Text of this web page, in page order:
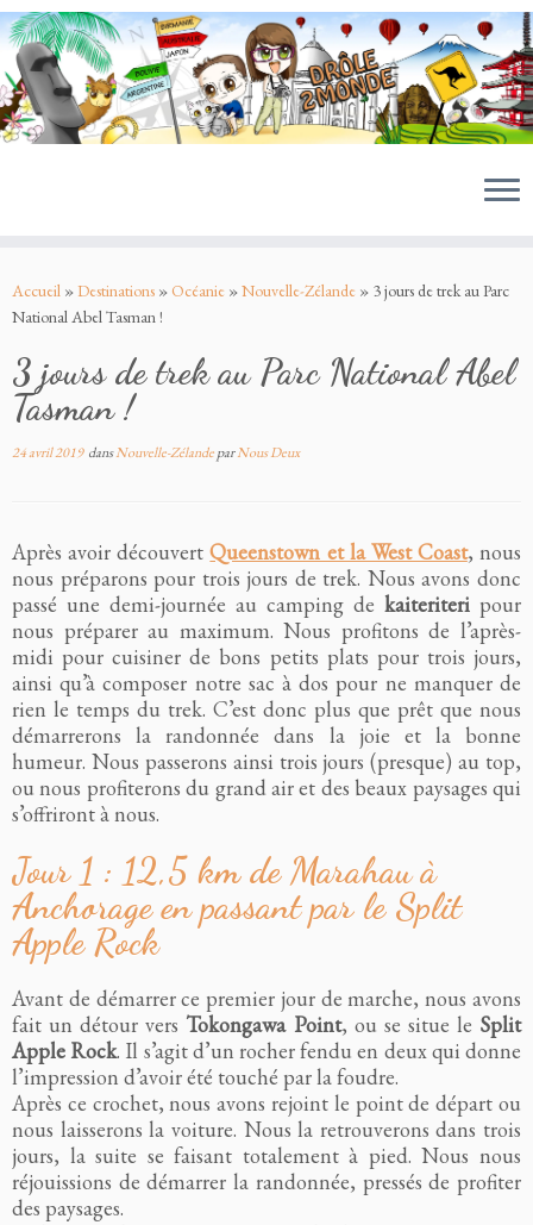
contenu
Accueil »Destinations » Océanie »Nouvelle-Zélande » 3 jours de trek au Parc
National Abel Tasman !
3 jours de trek au Parc National Abel
Tasman !
24 avril 2019dansNouvelle-ZélandeparNous Deux
Après avoir découvertQueenstown et la West Coast, nous
nous préparons pour trois jours de trek. Nous avons donc
passé une demi-journée au camping de kaiteriteri pour
nous préparer au maximum. Nous profitons de l’après-
midi pour cuisiner de bons petits plats pour trois jours,
ainsi qu’à composer notre sac à dos pour ne manquer de
rien le temps du trek. C’est donc plus que prêt que nous
démarrerons la randonnée dans la joie et la bonne
humeur. Nous passerons ainsi trois jours (presque) au top,
ou nous profiterons du grand air et des beaux paysages qui
s’offriront à nous.
Jour 1 : 12,5 km de Marahau à
Anchorage en passant par le Split
Apple Rock
Avant de démarrer ce premier jour de marche, nous avons
fait un détour vers Tokongawa Point, ou se situe le Split
Apple Rock. Il s’agit d’un rocher fendu en deux qui donne
l’impression d’avoir été touché par la foudre.
Après ce crochet, nous avons rejoint le point de départ ou
nous laisserons la voiture. Nous la retrouverons dans trois
jours, la suite se faisant totalement à pied. Nous nous
réjouissions de démarrer la randonnée, pressés de profiter
des paysages.